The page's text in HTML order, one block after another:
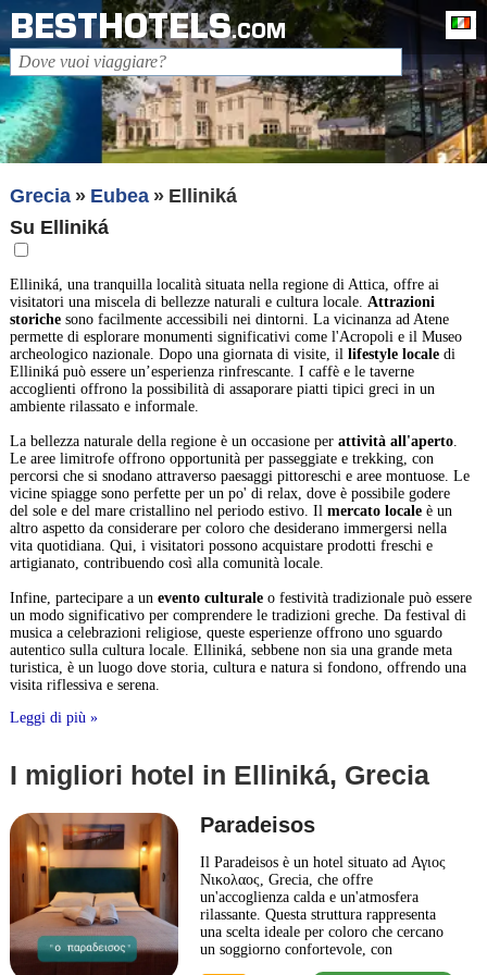
BESTHOTELS.COM
Grecia Eubea
Elliniká
Su Elliniká
Elliniká, una tranquilla località situata nella regione di Attica, offre ai
visitatori una miscela di bellezze naturali e cultura locale. Attrazioni
storichesono facilmente accessibili nei dintorni. La vicinanza ad Atene
permette di esplorare monumenti significativi come l'Acropoli e il Museo
archeologico nazionale. Dopo una giornata di visite, il lifestyle localedi
Elliniká può essere un’esperienza rinfrescante. I caffè e le taverne
accoglienti offrono la possibilità di assaporare piatti tipici greci in un
ambiente rilassato e informale.
La bellezza naturale della regione è un occasione per attività all'aperto.
Le aree limitrofe offrono opportunità per passeggiate e trekking, con
percorsi che si snodano attraverso paesaggi pittoreschi e aree montuose. Le
vicine spiagge sono perfette per un po' di relax, dove è possibile godere
del sole e del mare cristallino nel periodo estivo. Il mercato localeè un
altro aspetto da considerare per coloro che desiderano immergersi nella
vita quotidiana. Qui, i visitatori possono acquistare prodotti freschi e
artigianato, contribuendo così alla comunità locale.
Infine, partecipare a un evento culturaleo festività tradizionale può essere
un modo significativo per comprendere le tradizioni greche. Da festival di
musica a celebrazioni religiose, queste esperienze offrono uno sguardo
autentico sulla cultura locale. Elliniká, sebbene non sia una grande meta
turistica, è un luogo dove storia, cultura e natura si fondono, offrendo una
visita riflessiva e serena.
Leggi di più »
I migliori hotel in Elliniká, Grecia
Paradeisos
Il Paradeisos è un hotel situato ad Αγιος
Νικολαος, Grecia, che offre
un'accoglienza calda e un'atmosfera
rilassante. Questa struttura rappresenta
una scelta ideale per coloro che cercano
un soggiorno confortevole, con